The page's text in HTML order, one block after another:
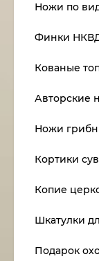
Ножи по
Финки
Кованые
Авторские
Ножи
Кортики
Копие
Шкатулки
Подарок